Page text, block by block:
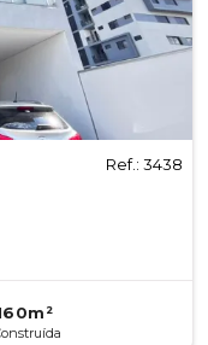
Ref.: 3438